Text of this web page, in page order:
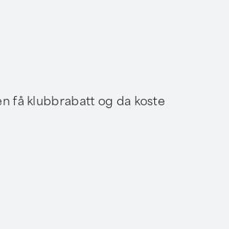
få klubbrabatt og da koste